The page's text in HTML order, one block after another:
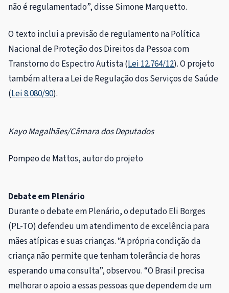
não é regulamentado”, disse Simone Marquetto.
O texto inclui a previsão de regulamento na Política
Nacional de Proteção dos Direitos da Pessoa com
Transtorno do Espectro Autista (Lei 12.764/12). O projeto
também altera a Lei de Regulação dos Serviços de Saúde
(Lei 8.080/90).
Kayo Magalhães/Câmara dos Deputados
Pompeo de Mattos, autor do projeto
Debate em Plenário
Durante o debate em Plenário, o deputado Eli Borges
(PL-TO) defendeu um atendimento de excelência para
mães atípicas e suas crianças. “A própria condição da
criança não permite que tenham tolerância de horas
esperando uma consulta”, observou. “O Brasil precisa
melhorar o apoio a essas pessoas que dependem de um